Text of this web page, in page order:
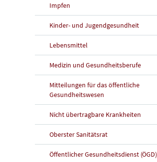
Impfen
Kinder- und Jugendgesundheit
Lebensmittel
Medizin und Gesundheitsberufe
Mitteilungen für das öffentliche
Gesundheitswesen
Nicht übertragbare Krankheiten
Oberster Sanitätsrat
Öffentlicher Gesundheitsdienst (ÖGD)